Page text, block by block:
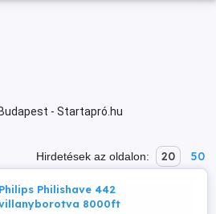
- Startapró.hu
Hirdetések az oldalon: 20 50
Philips Philishave 442
8000ft